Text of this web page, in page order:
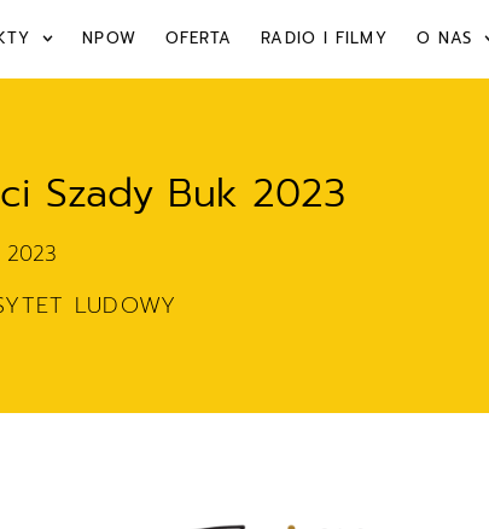
NPOW OFERTA RADIO I FILMY O NAS
Szady Buk 2023
2023
LUDOWY